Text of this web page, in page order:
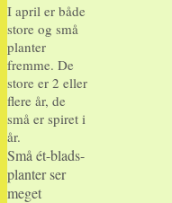
I april er både
store og små
planter
fremme. De
store er 2 eller
flere år, de
små er spiret i
år.
Små ét-blads-
planter ser
meget